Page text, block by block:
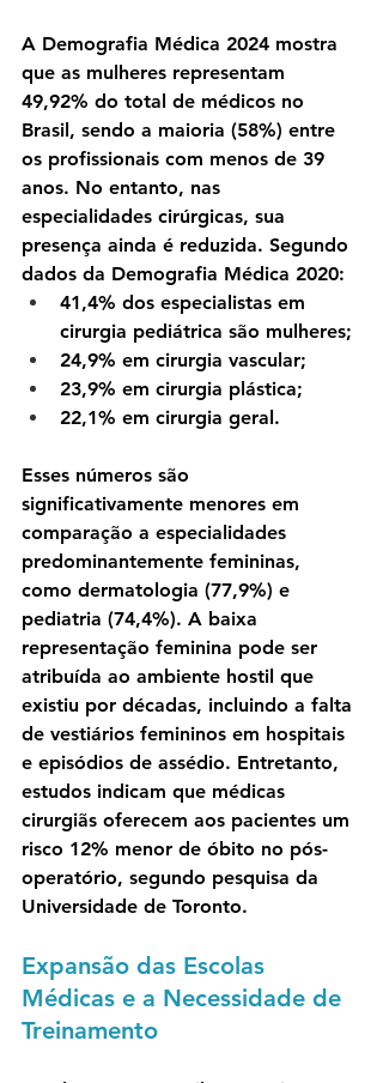
A Demografia Médica 2024 mostra
que as mulheres representam
49,92% do total de médicos no
Brasil, sendo a maioria (58%) entre
os profissionais com menos de 39
anos. No entanto, nas
especialidades cirúrgicas, sua
presença ainda é reduzida. Segundo
dados da Demografia Médica 2020:
41,4% dos especialistas em
cirurgia pediátrica são mulheres;
24,9% em cirurgia vascular;
23,9% em cirurgia plástica;
22,1% em cirurgia geral.
Esses números são
significativamente menores em
comparação a especialidades
predominantemente femininas,
como dermatologia (77,9%) e
pediatria (74,4%). A baixa
representação feminina pode ser
atribuída ao ambiente hostil que
existiu por décadas, incluindo a falta
de vestiários femininos em hospitais
e episódios de assédio. Entretanto,
estudos indicam que médicas
cirurgiãs oferecem aos pacientes um
risco 12% menor de óbito no pós-
operatório, segundo pesquisa da
Universidade de Toronto.
Expansão das Escolas
Médicas e a Necessidade de
Treinamento